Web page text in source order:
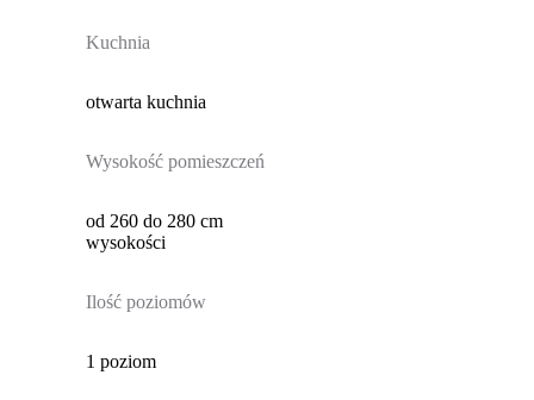
Kuchnia
otwarta kuchnia
Wysokość pomieszczeń
od 260 do 280 cm
wysokości
Ilość poziomów
1 poziom